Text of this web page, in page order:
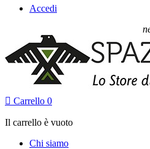
Accedi
 Carrello 0
Il carrello è vuoto
Chi siamo